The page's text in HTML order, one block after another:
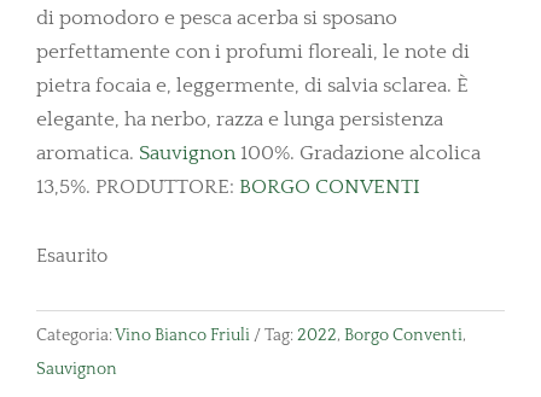
di pomodoro e pesca acerba si sposano
perfettamente con i profumi floreali, le note di
pietra focaia e, leggermente, di salvia sclarea. È
elegante, ha nerbo, razza e lunga persistenza
aromatica. Sauvignon 100%. Gradazione alcolica
13,5%. PRODUTTORE: BORGO CONVENTI
Esaurito
Categoria:Vino Bianco Friuli Tag: 2022, Borgo Conventi,
Sauvignon